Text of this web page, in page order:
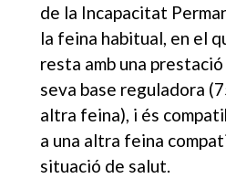
de la Incapacitat
la feina habitual, en el
resta amb una
seva base reguladora
altra feina), i és
a una altra feina
situació de salut.